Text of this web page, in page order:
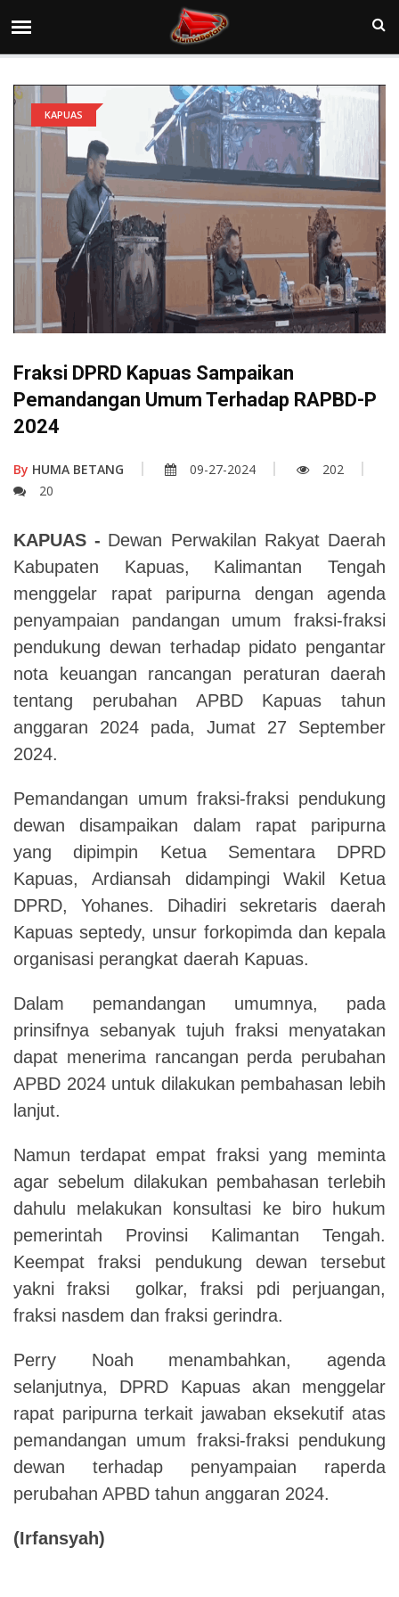
KAPUAS
Fraksi DPRD Kapuas Sampaikan
Pemandangan Umum Terhadap RAPBD-P
2024
By HUMA BETANG 09-27-2024
202
20
KAPUAS - Dewan Perwakilan Rakyat Daerah
Kabupaten Kapuas,
Kalimantan Tengah
menggelar rapat paripurna dengan agenda
penyampaian pandangan umum fraksi-fraksi
pendukung dewan terhadap pidato pengantar
nota keuangan rancangan peraturan daerah
tentang perubahan APBD Kapuas tahun
anggaran 2024 pada, Jumat 27 September
2024.
Pemandangan umum fraksi-fraksi pendukung
dewan disampaikan dalam rapat paripurna
yang dipimpin Ketua Sementara DPRD
Kapuas,
Ardiansah didampingi Wakil Ketua
DPRD, Yohanes. Dihadiri sekretaris daerah
Kapuas septedy, unsur forkopimda dan kepala
organisasi perangkat daerah Kapuas.
Dalam pemandangan umumnya, pada
prinsifnya sebanyak tujuh fraksi menyatakan
dapat menerima rancangan perda perubahan
APBD 2024 untuk dilakukan pembahasan lebih
lanjut.
Namun terdapat empat fraksi yang meminta
agar sebelum dilakukan pembahasan terlebih
dahulu melakukan konsultasi ke biro hukum
pemerintah Provinsi Kalimantan Tengah.
Keempat fraksi pendukung dewan tersebut
yakni fraksi golkar, fraksi pdi perjuangan,
fraksi nasdem dan fraksi gerindra.
Perry Noah menambahkan, agenda
selanjutnya, DPRD Kapuas akan menggelar
rapat paripurna terkait jawaban eksekutif atas
pemandangan umum fraksi-fraksi pendukung
dewan terhadap penyampaian raperda
perubahan APBD tahun anggaran 2024.
(Irfansyah)